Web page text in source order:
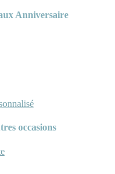
Anniversaire
occasions